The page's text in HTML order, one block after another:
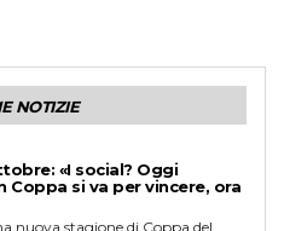
NOTIZIE
«I social? Oggi
si va per vincere, ora
nuova stagione di Coppa del